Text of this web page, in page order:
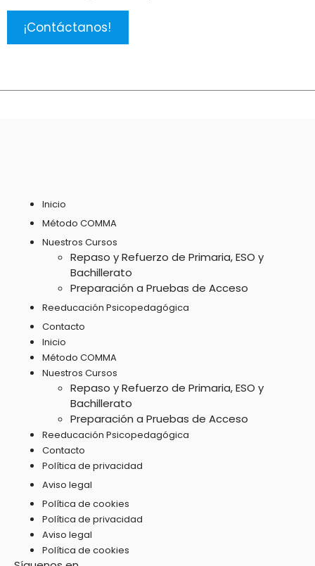
¡Contáctanos!
Inicio
Método COMMA
Nuestros Cursos
Repaso y Refuerzo de Primaria, ESO y
Bachillerato
Preparación a Pruebas de Acceso
Reeducación Psicopedagógica
Contacto
Inicio
Método COMMA
Nuestros Cursos
Repaso y Refuerzo de Primaria, ESO y
Bachillerato
Preparación a Pruebas de Acceso
Reeducación Psicopedagógica
Contacto
Política de privacidad
Aviso legal
Política de cookies
Política de privacidad
Aviso legal
Política de cookies